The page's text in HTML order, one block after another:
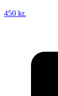
450 kr.